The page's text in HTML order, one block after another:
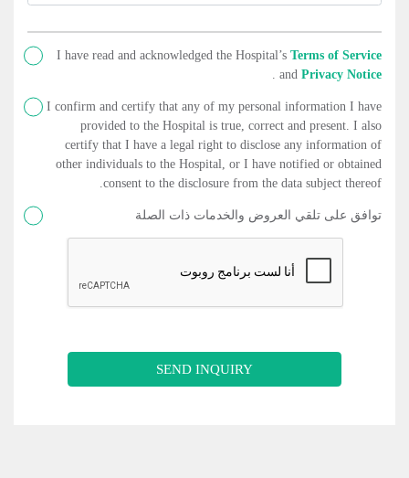
I have read and acknowledged the Hospital’s Terms of Service
and Privacy Notice
I confirm and certify that any of my personal information I have
provided to the Hospital is true, correct and present. I also
certify that I have a legal right to disclose any information of
other individuals to the Hospital, or I have notified or obtained
consent to the disclosure from the data subject thereof.
توافق على تلقي العروض والخدمات ذات الصلة
SEND INQUIRY